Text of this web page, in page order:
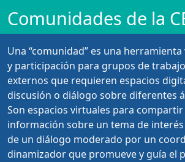
Comunidades de la
Una “comunidad” es una
y participación para grupos de
externos que requieren espacios
discusión o diálogo sobre diferentes
Son espacios virtuales para
información sobre un tema de
de un diálogo moderado por un
dinamizador que promueve y guía el